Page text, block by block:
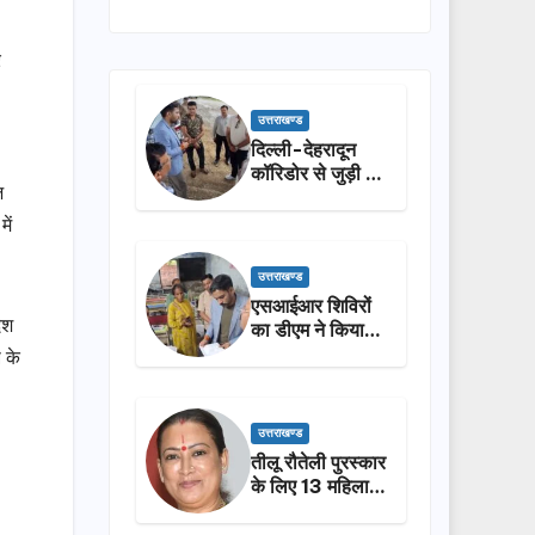
के
उत्तराखण्ड
दिल्ली-देहरादून
कॉरिडोर से जुड़ी 12
उत्तराखण्ड
एसआईआर शिविरों
का डीएम ने किया
उत्तराखण्ड
तीलू रौतेली पुरस्कार
के लिए 13 महिलाओं